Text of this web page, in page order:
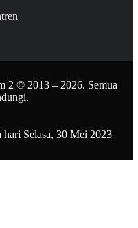
2 © 2013 – 2026. Semua
Selasa, 30 Mei 2023